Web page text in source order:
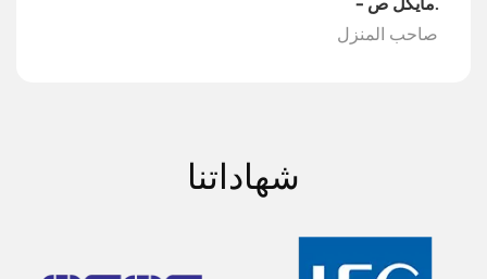
صاحب المنزل
شهاداتنا